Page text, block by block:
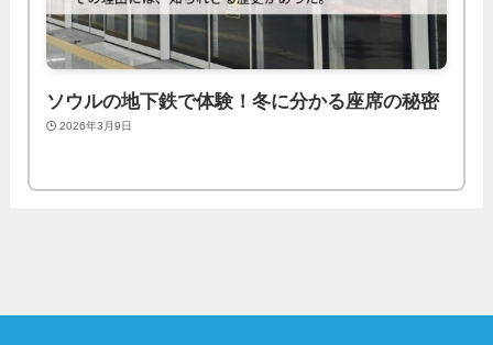
ソウルの地下鉄で体験！冬に分かる座席の秘密
2026年3月9日